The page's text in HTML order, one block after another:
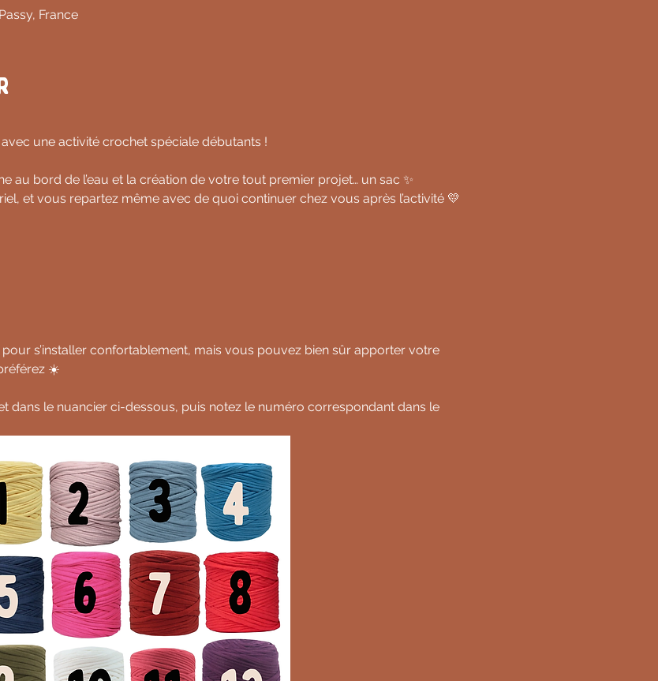
France
une activité crochet spéciale débutants !
au bord de l’eau et la création de votre tout premier projet… un sac ✨
et vous repartez même avec de quoi continuer chez vous après l’activité 💛
s’installer confortablement, mais vous pouvez bien sûr apporter votre
☀️
dans le nuancier ci-dessous, puis notez le numéro correspondant dans le